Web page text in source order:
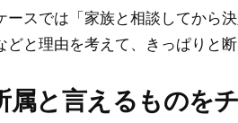
ースでは「家族と相談してから
と理由を考えて、きっぱりと断
属と言えるものを